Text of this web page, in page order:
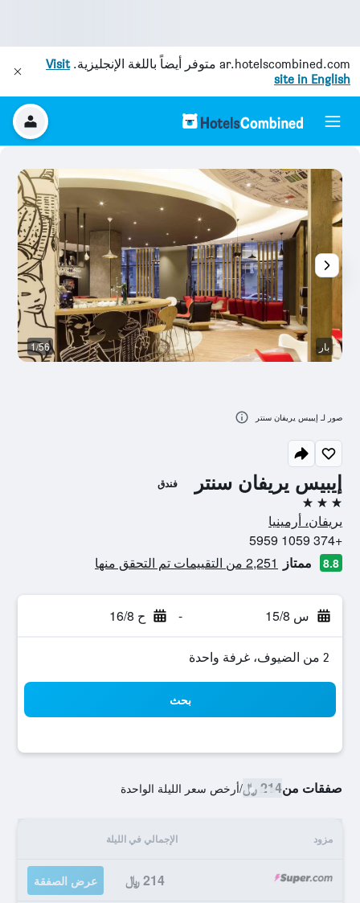
ar.hotelscombined.com متوفر أيضاً باللغة الإنجليزية.Visit
site in English
إيبيس يريفان سنتر فندق
3 نجوم
يريفان، أرمينيا
+374 1059 5959
8.8 ممتاز 2,251 من التقييمات تم التحقق منها
س 15/8 - ح 16/8
2 من الضيوف، غرفة واحدة
بحث
صفقات من214 ﷼ /أرخص سعر الليلة الواحدة
مزود الإجمالي في الليلة
214 ﷼ عرض الصفقة
بار 1/56
صور لـ إيبيس يريفان سنتر